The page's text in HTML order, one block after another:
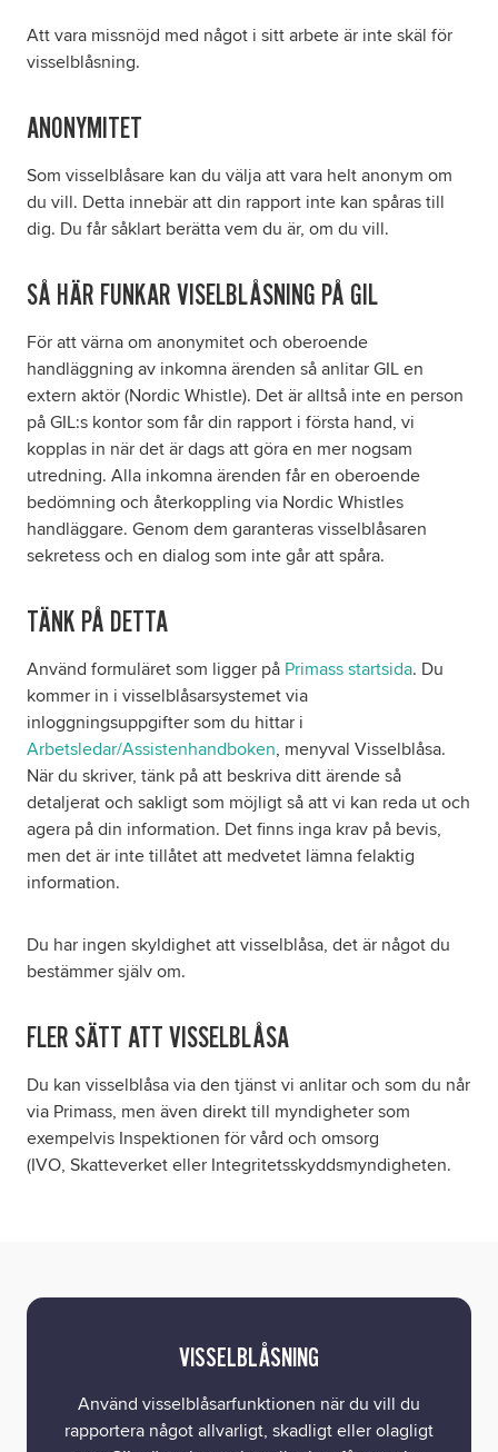
Att vara missnöjd med något i sitt arbete är inte skäl för
visselblåsning.
ANONYMITET
Som visselblåsare kan du välja att vara helt anonym om
du vill. Detta innebär att din rapport inte kan spåras till
dig. Du får såklart berätta vem du är, om du vill.
SÅ HÄR FUNKAR VISELBLÅSNING PÅ GIL
För att värna om anonymitet och oberoende
handläggning av inkomna ärenden så anlitar GIL en
extern aktör (Nordic Whistle). Det är alltså inte en person
på GIL:s kontor som får din rapport i första hand, vi
kopplas in när det är dags att göra en mer nogsam
utredning. Alla inkomna ärenden får en oberoende
bedömning och återkoppling via Nordic Whistles
handläggare. Genom dem garanteras visselblåsaren
sekretess och en dialog som inte går att spåra.
TÄNK PÅ DETTA
Använd formuläret som ligger på Primass startsida. Du
kommer in i visselblåsarsystemet via
inloggningsuppgifter som du hittar i
Arbetsledar/Assistenhandboken, menyval Visselblåsa.
När du skriver, tänk på att beskriva ditt ärende så
detaljerat och sakligt som möjligt så att vi kan reda ut och
agera på din information. Det finns inga krav på bevis,
men det är inte tillåtet att medvetet lämna felaktig
information.
Du har ingen skyldighet att visselblåsa, det är något du
bestämmer själv om.
FLER SÄTT ATT VISSELBLÅSA
Du kan visselblåsa via den tjänst vi anlitar och som du når
via Primass, men även direkt till myndigheter som
exempelvis Inspektionen för vård och omsorg
(IVO, Skatteverket eller Integritetsskyddsmyndigheten.
VISSELBLÅSNING
Använd visselblåsarfunktionen när du vill du
rapportera något allvarligt, skadligt eller olagligt